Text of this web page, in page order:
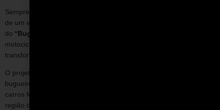
Sempre que ia para a pista, o engenheiro ouvia que não se tratava
de um verdadeiro Porsche com sangue alemão, mas sim
do “Buggy do Zullino”
motociclista também tomou a ponta nas discussões para
transformar a ideia de uma nova categoria em realidade.
O projeto em torno de Zullino chamou a atenção de outro
bugueiro.
carros feitos de tubos de metal nas provas em pistas de terra na
região de Limeira e Piracicaba. Ao saber do interesse em criar uma